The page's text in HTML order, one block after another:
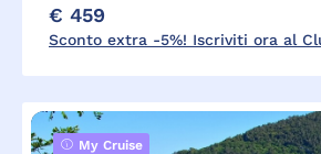
€ 459
Sconto extra -5%! Iscriviti ora al
My Cruise